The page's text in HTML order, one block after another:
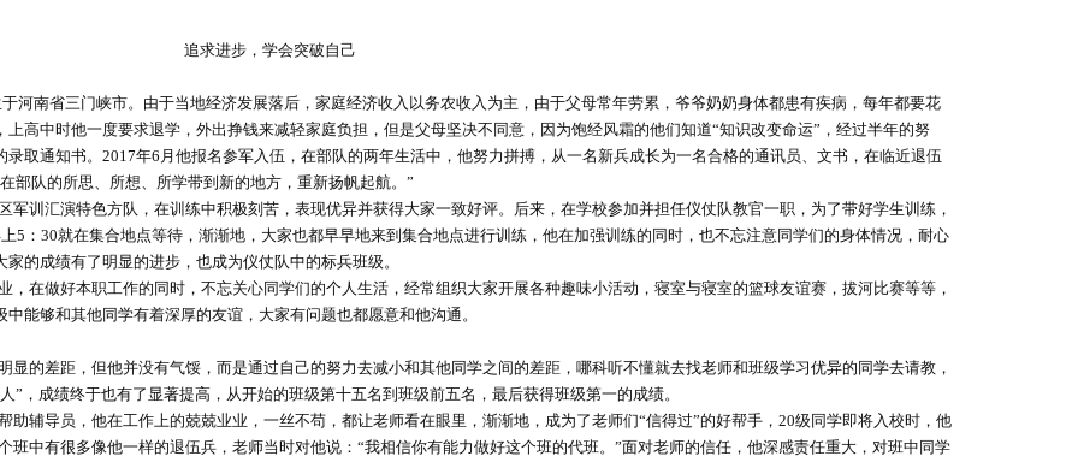
追求进步，学会突破自己
河南省三门峡市。由于当地经济发展落后，家庭经济收入以务农收入为主，由于父母常年劳累，爷爷奶奶身体都患有疾病，每年都要花
高中时他一度要求退学，外出挣钱来减轻家庭负担，但是父母坚决不同意，因为饱经风霜的他们知道“知识改变命运”，经过半年的努
取通知书。2017年6月他报名参军入伍，在部队的两年生活中，他努力拼搏，从一名新兵成长为一名合格的通讯员、文书，在临近退伍
部队的所思、所想、所学带到新的地方，重新扬帆起航。”
军训汇演特色方队，在训练中积极刻苦，表现优异并获得大家一致好评。后来，在学校参加并担任仪仗队教官一职，为了带好学生训练，
5：30就在集合地点等待，渐渐地，大家也都早早地来到集合地点进行训练，他在加强训练的同时，也不忘注意同学们的身体情况，耐心
的成绩有了明显的进步，也成为仪仗队中的标兵班级。
，在做好本职工作的同时，不忘关心同学们的个人生活，经常组织大家开展各种趣味小活动，寝室与寝室的篮球友谊赛，拔河比赛等等，
能够和其他同学有着深厚的友谊，大家有问题也都愿意和他沟通。
显的差距，但他并没有气馁，而是通过自己的努力去减小和其他同学之间的差距，哪科听不懂就去找老师和班级学习优异的同学去请教，
”，成绩终于也有了显著提高，从开始的班级第十五名到班级前五名，最后获得班级第一的成绩。
助辅导员，他在工作上的兢兢业业，一丝不苟，都让老师看在眼里，渐渐地，成为了老师们“信得过”的好帮手，20级同学即将入校时，他
中有很多像他一样的退伍兵，老师当时对他说：“我相信你有能力做好这个班的代班。”面对老师的信任，他深感责任重大，对班中同学